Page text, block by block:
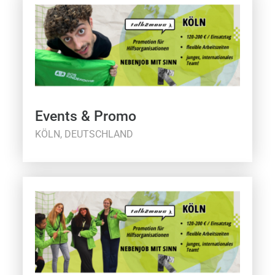
Events & Promo
KÖLN, DEUTSCHLAND